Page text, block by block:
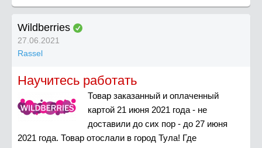
Wildberries
27.06.2021
Rassel
Научитесь работать
Товар заказанный и оплаченный
картой 21 июня 2021 года - не
доставили до сих пор - до 27 июня
2021 года. Товар отослали в город Тула! Где